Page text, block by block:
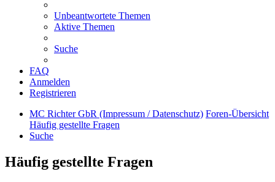
Unbeantwortete Themen
Aktive Themen
Suche
FAQ
Anmelden
Registrieren
MC Richter GbR (Impressum / Datenschutz) Foren-Übersicht
Häufig gestellte Fragen
Suche
Häufig gestellte Fragen